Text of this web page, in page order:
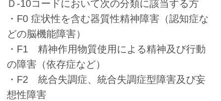
Ｄ-10コードにおいて次の分類に該当する方
・F0 症状性を含む器質性精神障害（認知症な
どの脳機能障害）
・F1 精神作用物質使用による精神及び行動
の障害（依存症など）
・F2 統合失調症、統合失調症型障害及び妄
想性障害